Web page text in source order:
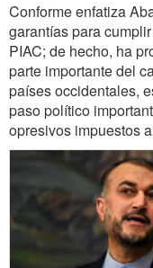
Conforme enfatiza
garantías para
PIAC; de hecho, ha
parte importante del
países occidentales,
paso político
opresivos impuestos